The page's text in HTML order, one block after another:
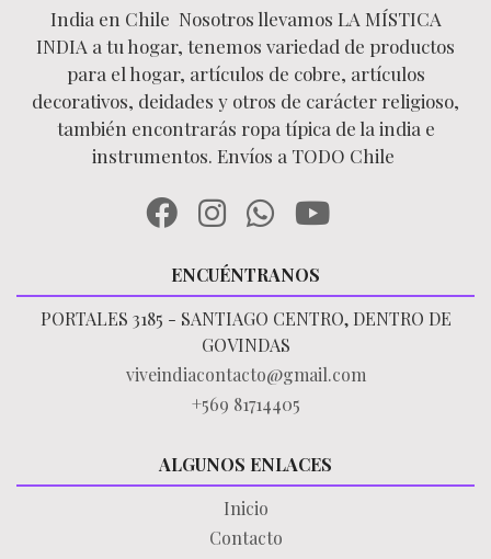
India en Chile Nosotros llevamos LA MÍSTICA
INDIA a tu hogar, tenemos variedad de productos
para el hogar, artículos de cobre, artículos
decorativos, deidades y otros de carácter religioso,
también encontrarás ropa típica de la india e
instrumentos. Envíos a TODO Chile
ENCUÉNTRANOS
PORTALES 3185 - SANTIAGO CENTRO, DENTRO DE
GOVINDAS
viveindiacontacto@gmail.com
+569 81714405
ALGUNOS ENLACES
Inicio
Contacto